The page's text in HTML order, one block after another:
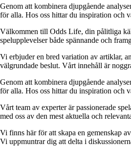
Genom att kombinera djupgående
för alla. Hos oss hittar du inspiration och
Välkommen till Odds Life, din pålitliga
spelupplevelser både spännande och
Vi erbjuder en bred variation av artiklar,
välgrundade beslut. Vårt innehåll är
Genom att kombinera djupgående
för alla. Hos oss hittar du inspiration och
Vårt team av experter är passionerade
med oss av den mest aktuella och
Vi finns här för att skapa en gemenskap
Vi uppmuntrar dig att delta i